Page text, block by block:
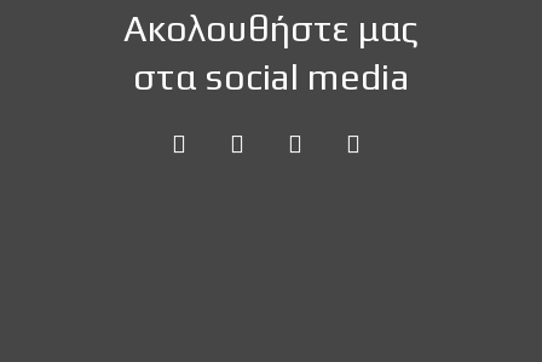
Ακολουθήστε μας
στα social media